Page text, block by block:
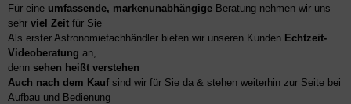
Für eine umfassende, markenunabhängige Beratung nehmen wir uns
sehr viel Zeit für Sie
Als erster Astronomiefachhändler bieten wir unseren Kunden Echtzeit-
Videoberatung an,
denn sehen heißt verstehen
Auch nach dem Kaufsind wir für Sie da & stehen weiterhin zur Seite bei
Aufbau und Bedienung